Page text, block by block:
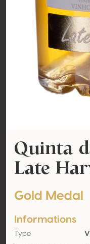
Quinta
Late
Gold Medal
Informations
Type